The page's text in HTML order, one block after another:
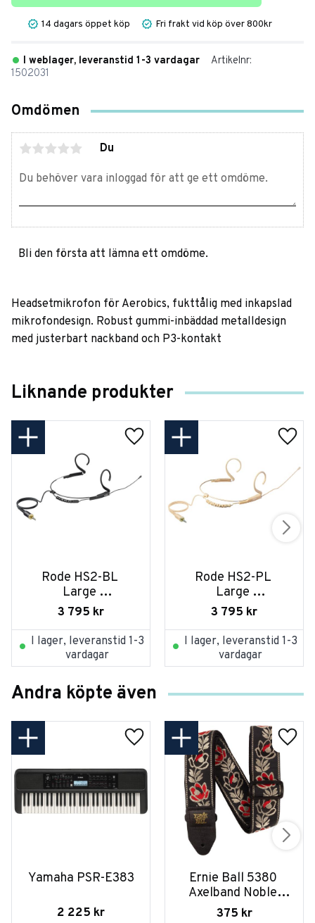
14 dagars öppet köp Fri frakt vid köp över 800kr
I weblager, leveranstid 1-3 vardagar
Artikelnr
1502031
Omdömen
Du
Bli den första att lämna ett omdöme.
Headsetmikrofon för Aerobics, fukttålig med inkapslad
mikrofondesign. Robust gummi-inbäddad metalldesign
med justerbart nackband och P3-kontakt
Liknande produkter
Rode HS2-BL
Large
Headsetmikrofon
3 795 kr
I lager, leveranstid 1-3
vardagar
Rode HS2-PL
Large
Headsetmikrofon
3 795 kr
I lager, leveranstid 1-3
vardagar
Andra köpte även
Yamaha PSR-E383
2 225 kr
Ernie Ball 5380
Axelband Noble
Rose
375 kr